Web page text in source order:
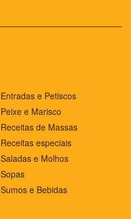
Entradas e Petiscos
Peixe e Marisco
Receitas de Massas
Receitas especiais
Saladas e Molhos
Sopas
Sumos e Bebidas